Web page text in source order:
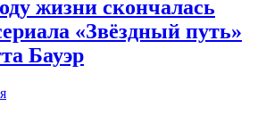
жизни скончалась
«Звёздный путь»
Бауэр